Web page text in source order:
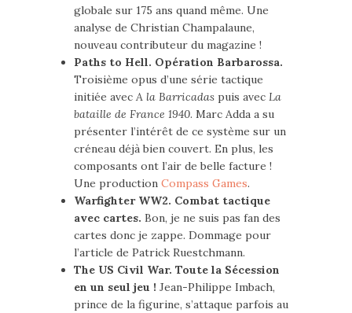
globale sur 175 ans quand même. Une
analyse de Christian Champalaune,
nouveau contributeur du magazine !
Paths to Hell. Opération Barbarossa.
Troisième opus d’une série tactique
initiée avec A la Barricadas puis avec La
bataille de France 1940. Marc Adda a su
présenter l’intérêt de ce système sur un
créneau déjà bien couvert. En plus, les
composants ont l’air de belle facture !
Une production Compass Games.
Warfighter WW2. Combat tactique
avec cartes. Bon, je ne suis pas fan des
cartes donc je zappe. Dommage pour
l’article de Patrick Ruestchmann.
The US Civil War. Toute la Sécession
en un seul jeu ! Jean-Philippe Imbach,
prince de la figurine, s’attaque parfois au